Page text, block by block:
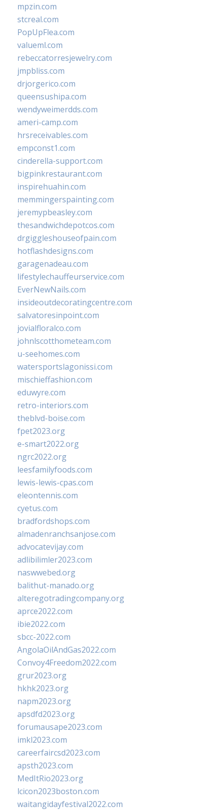
mpzin.com
stcreal.com
PopUpFlea.com
valueml.com
rebeccatorresjewelry.com
jmpbliss.com
drjorgerico.com
queensushipa.com
wendyweimerdds.com
ameri-camp.com
hrsreceivables.com
empconst1.com
cinderella-support.com
bigpinkrestaurant.com
inspirehuahin.com
memmingerspainting.com
jeremypbeasley.com
thesandwichdepotcos.com
drgiggleshouseofpain.com
hotflashdesigns.com
garagenadeau.com
lifestylechauffeurservice.com
EverNewNails.com
insideoutdecoratingcentre.com
salvatoresinpoint.com
jovialfloralco.com
johnlscotthometeam.com
u-seehomes.com
watersportslagonissi.com
mischieffashion.com
eduwyre.com
retro-interiors.com
theblvd-boise.com
fpet2023.org
e-smart2022.org
ngrc2022.org
leesfamilyfoods.com
lewis-lewis-cpas.com
eleontennis.com
cyetus.com
bradfordshops.com
almadenranchsanjose.com
advocatevijay.com
adlibilimler2023.com
naswwebed.org
balithut-manado.org
alteregotradingcompany.org
aprce2022.com
ibie2022.com
sbcc-2022.com
AngolaOilAndGas2022.com
Convoy4Freedom2022.com
grur2023.org
hkhk2023.org
napm2023.org
apsdfd2023.org
forumausape2023.com
imkl2023.com
careerfaircsd2023.com
apsth2023.com
MedItRio2023.org
lcicon2023boston.com
waitangidayfestival2022.com